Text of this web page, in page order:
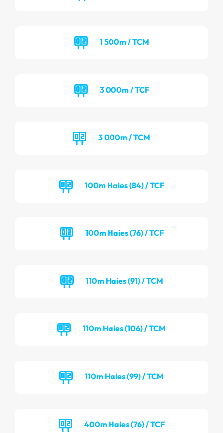
1 500m / TCM
3 000m / TCF
3 000m / TCM
100m Haies (84) / TCF
100m Haies (76) / TCF
110m Haies (91) / TCM
110m Haies (106) / TCM
110m Haies (99) / TCM
400m Haies (76) / TCF